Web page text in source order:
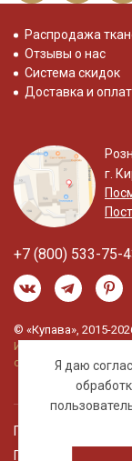
Я даю
Распродажа
Отзывы о нас
Система скидок
Доставка и
г.
+7 (800) 533-75-
© «Купава», 2015-
Информация на
офертой.
Правовая
Политика